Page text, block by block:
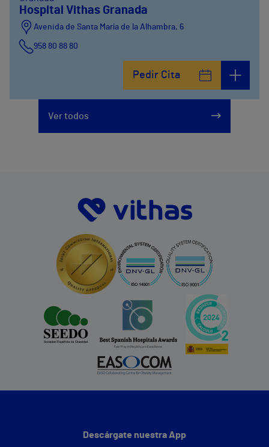
Hospital Vithas Granada
Avenida de Santa María de la Alhambra, 6
958 80 88 80
Pedir Cita
Ver todos
Descárgate nuestra App